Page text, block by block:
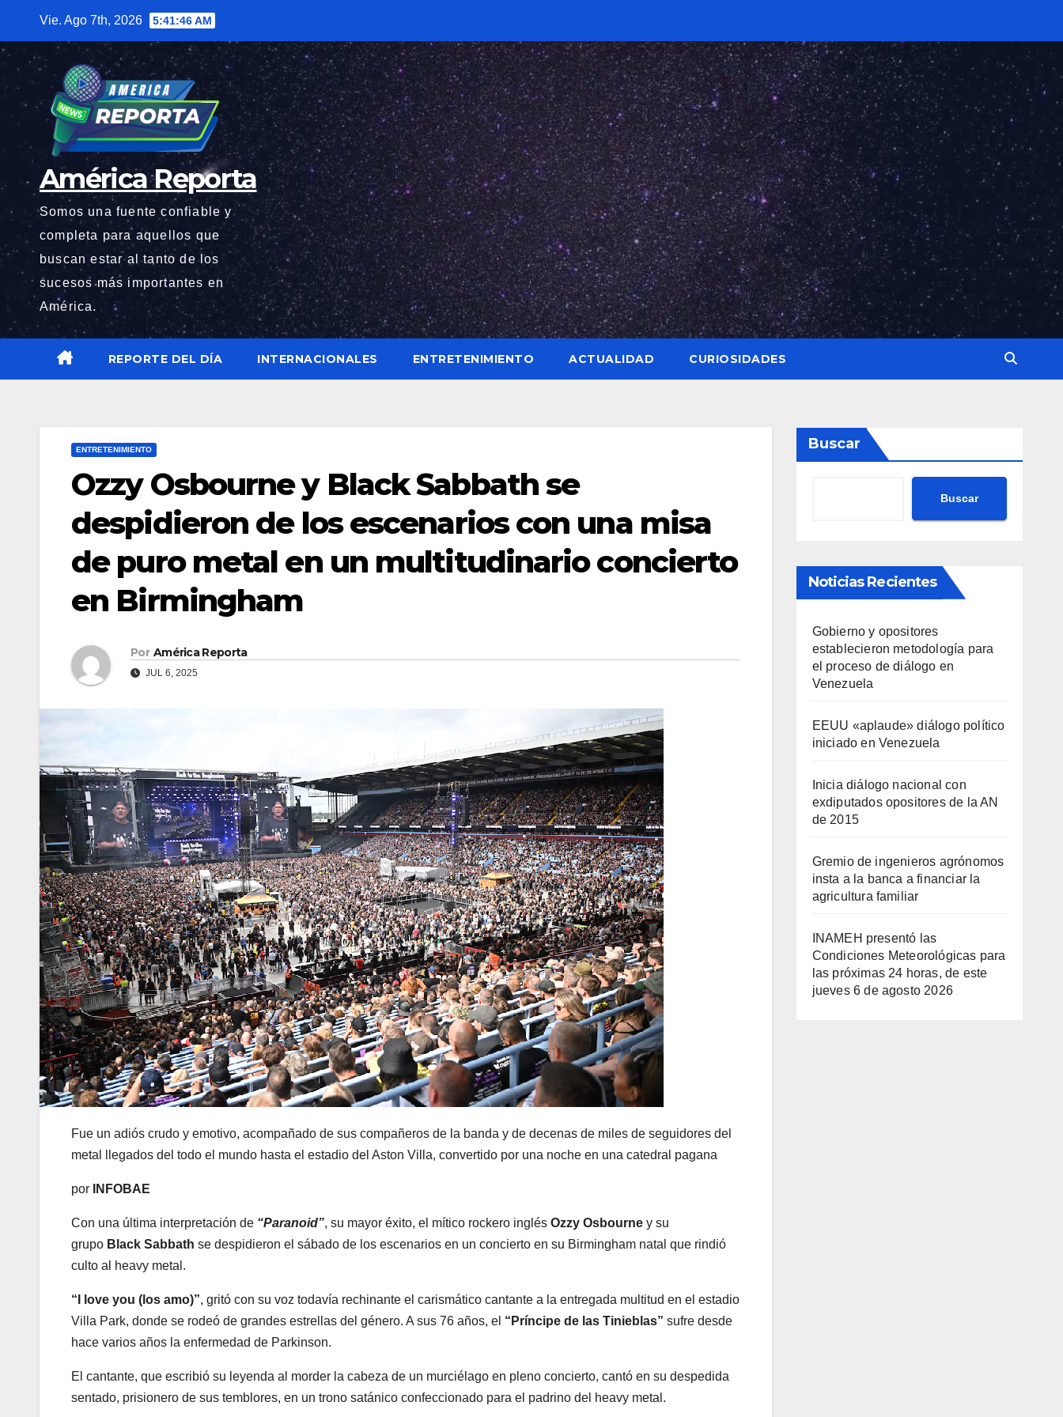
contenido
Vie. Ago 7th, 2026 5:41:47 AM
América Reporta
Somos una fuente confiable y
completa para aquellos que
buscan estar al tanto de los
sucesos más importantes en
América.
REPORTE DEL DÍA INTERNACIONALES ENTRETENIMIENTO ACTUALIDAD CURIOSIDADES
ENTRETENIMIENTO
Ozzy Osbourne y Black Sabbath se
despidieron de los escenarios con una misa
de puro metal en un multitudinario concierto
en Birmingham
Por América Reporta
JUL 6, 2025
Fue un adiós crudo y emotivo, acompañado de sus compañeros de la banda y de decenas de miles de seguidores del
metal llegados del todo el mundo hasta el estadio del Aston Villa, convertido por una noche en una catedral pagana
por INFOBAE
Con una última interpretación de “Paranoid”, su mayor éxito, el mítico rockero inglés Ozzy Osbourne y su
grupo Black Sabbath se despidieron el sábado de los escenarios en un concierto en su Birmingham natal que rindió
culto al heavy metal.
“I love you (los amo)”, gritó con su voz todavía rechinante el carismático cantante a la entregada multitud en el estadio
Villa Park, donde se rodeó de grandes estrellas del género. A sus 76 años, el “Príncipe de las Tinieblas” sufre desde
hace varios años la enfermedad de Parkinson.
El cantante, que escribió su leyenda al morder la cabeza de un murciélago en pleno concierto, cantó en su despedida
sentado, prisionero de sus temblores, en un trono satánico confeccionado para el padrino del heavy metal.
Buscar
Buscar
Noticias Recientes
Gobierno y opositores
establecieron metodología para
el proceso de diálogo en
Venezuela
EEUU «aplaude» diálogo político
iniciado en Venezuela
Inicia diálogo nacional con
exdiputados opositores de la AN
de 2015
Gremio de ingenieros agrónomos
insta a la banca a financiar la
agricultura familiar
INAMEH presentó las
Condiciones Meteorológicas para
las próximas 24 horas, de este
jueves 6 de agosto 2026